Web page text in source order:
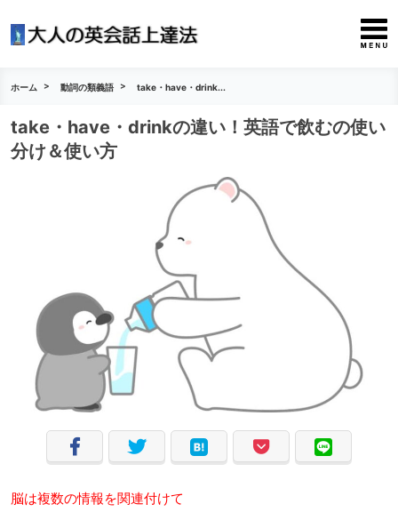
ホーム 動詞の類義語 take・have・drink...
take・have・drinkの違い！英語で飲むの使い
分け＆使い方
脳は複数の情報を関連付けて